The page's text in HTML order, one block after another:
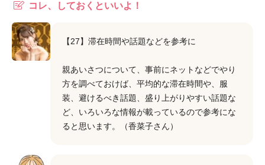
コレ、しておくといいよ！
【27】滞在時間や話題などを参考に
親あいさつについて、事前にネットなどでやり
方を調べておけば、平均的な滞在時間や、服
装、避けるべき話題、盛り上がりやすい話題な
ど、いろいろな情報が載っているので参考にな
ると思います。（香菜子さん）